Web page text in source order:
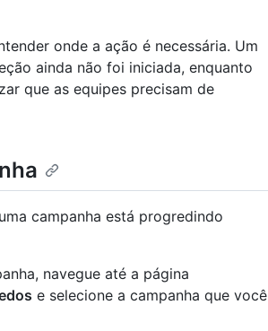
onde a ação é necessária. Um
ainda não foi iniciada, enquanto
que as equipes precisam de
campanha está progredindo
navegue até a página
e selecione a campanha que você